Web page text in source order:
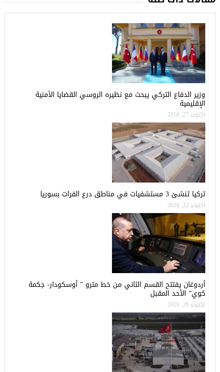
وزير الدفاع التركي يبحث مع نظيره الروسي القضايا الأمنية
الإقليمية
أكتوبر 27, 2018
تركيا تنشئ 3 مستشفيات في مناطق درع الفرات بسوريا
أكتوبر 22, 2018
أردوغان يفتتح القسم الثاني من خط مترو ” أوسكودار- جكمة
كوي” الأحد المقبل
أكتوبر 20, 2018